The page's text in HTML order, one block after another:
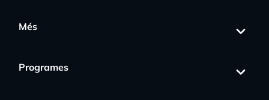
Més
Programes